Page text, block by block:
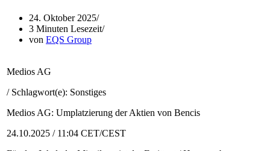
24. Oktober 2025
3 Minuten Lesezeit
von EQS Group
Medios AG
/ Schlagwort(e): Sonstiges
Medios AG: Umplatzierung der Aktien von Bencis
24.10.2025 / 11:04 CET/CEST